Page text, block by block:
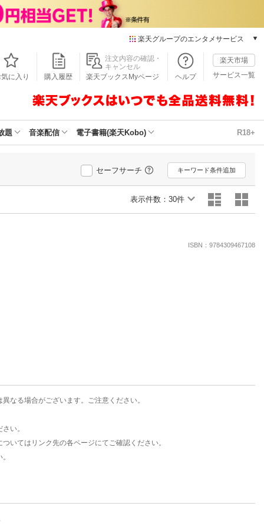
楽天グループのエンタメサービス
本/ゲーム/CD/DVD
楽天ブックス
楽天Kobo
動画配信
楽天TV
動画配信ガイド
気に入り 購入履歴
注文内容の確認・
キャンセル
楽天ブックスMyページ
ヘルプ
楽天市場
サービス一覧
題 音楽配信 電子書籍(楽天Kobo) R18+
セーフサーチ キーワード条件追加
表示件数： 30件
ISBN：9784309467108
なる場合がございます。ご注意ください。
い。
いてはリンク先の各ページにてご確認ください。